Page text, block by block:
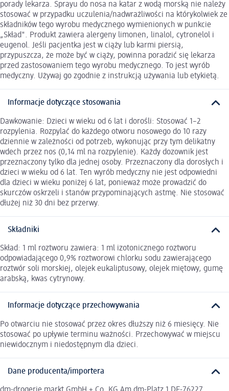
porady lekarza. Sprayu do nosa na katar z wodą morską nie należy
stosować w przypadku uczulenia/nadwrażliwości na którykolwiek ze
składników tego wyrobu medycznego wymienionych w punkcie
„Skład". Produkt zawiera alergeny limonen, linalol, cytronelol i
eugenol. Jeśli pacjentka jest w ciąży lub karmi piersią,
przypuszcza, że może być w ciąży, powinna poradzić się lekarza
przed zastosowaniem tego wyrobu medycznego. To jest wyrób
medyczny. Używaj go zgodnie z instrukcją używania lub etykietą.
Informacje dotyczące stosowania
Dawkowanie: Dzieci w wieku od 6 lat i dorośli: Stosować 1–2
rozpylenia. Rozpylać do każdego otworu nosowego do 10 razy
dziennie w zależności od potrzeb, wykonując przy tym delikatny
wdech przez nos (0,14 ml na rozpylenie). Każdy dozownik jest
przeznaczony tylko dla jednej osoby. Przeznaczony dla dorosłych i
dzieci w wieku od 6 lat. Ten wyrób medyczny nie jest odpowiedni
dla dzieci w wieku poniżej 6 lat, ponieważ może prowadzić do
skurczów oskrzeli i stanów przypominających astmę. Nie stosować
dłużej niż 30 dni bez przerwy.
Składniki
Skład: 1 ml roztworu zawiera: 1 ml izotonicznego roztworu
odpowiadającego 0,9% roztworowi chlorku sodu zawierającego
roztwór soli morskiej, olejek eukaliptusowy, olejek miętowy, gumę
arabską, kwas cytrynowy.
Informacje dotyczące przechowywania
Po otwarciu nie stosować przez okres dłuższy niż 6 miesięcy. Nie
stosować po upływie terminu ważności. Przechowywać w miejscu
niewidocznym i niedostępnym dla dzieci.
Dane producenta/importera